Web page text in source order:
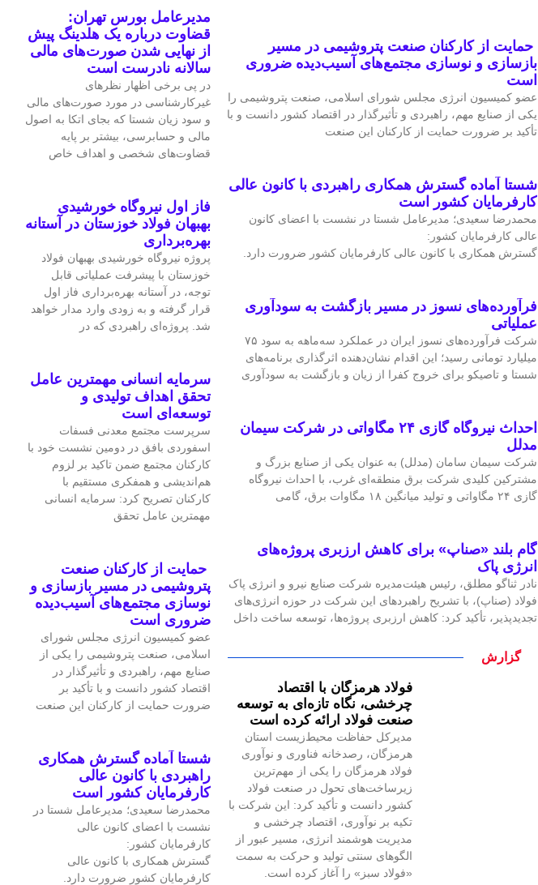
حمایت از کارکنان صنعت پتروشیمی در مسیر
بازسازی و نوسازی مجتمع‌های آسیب‌دیده ضروری
است
عضو کمیسیون انرژی مجلس شورای اسلامی، صنعت پتروشیمی را
یکی از صنایع مهم، راهبردی و تأثیرگذار در اقتصاد کشور دانست و با
تأکید بر ضرورت حمایت از کارکنان این صنعت
شستا آماده گسترش همکاری راهبردی با کانون عالی
کارفرمایان کشور است
محمدرضا سعیدی؛ مدیرعامل شستا در نشست با اعضای کانون
عالی کارفرمایان کشور:
گسترش همکاری با کانون عالی کارفرمایان کشور ضرورت دارد.
فرآورده‌های نسوز در مسیر بازگشت به سودآوری
عملیاتی
شرکت فرآورده‌های نسوز ایران در عملکرد سه‌ماهه به سود ۷۵
میلیارد تومانی رسید؛ این اقدام نشان‌دهنده اثرگذاری برنامه‌های
شستا و تاصیکو برای خروج کفرا از زیان و بازگشت به سودآوری
احداث نیروگاه گازی ۲۴ مگاواتی در شرکت سیمان
مدلل
شرکت سیمان سامان (مدلل) به عنوان یکی از صنایع بزرگ و
مشترکین کلیدی شرکت برق منطقه‌ای غرب، با احداث نیروگاه
گازی ۲۴ مگاواتی و تولید میانگین ۱۸ مگاوات برق، گامی
گام بلند «صناپ» برای کاهش ارزبری پروژه‌های
انرژی پاک
نادر ثناگو مطلق، رئیس هیئت‌مدیره شرکت صنایع نیرو و انرژی پاک
فولاد (صناپ)، با تشریح راهبردهای این شرکت در حوزه انرژی‌های
تجدیدپذیر، تأکید کرد: کاهش ارزبری پروژه‌ها، توسعه ساخت داخل
گزارش
فولاد هرمزگان با اقتصاد
چرخشی، نگاه تازه‌ای به توسعه
صنعت فولاد ارائه کرده است
مدیرکل حفاظت محیط‌زیست استان
هرمزگان، رصدخانه فناوری و نوآوری
فولاد هرمزگان را یکی از مهم‌ترین
زیرساخت‌های تحول در صنعت فولاد
کشور دانست و تأکید کرد: این شرکت با
تکیه بر نوآوری، اقتصاد چرخشی و
مدیریت هوشمند انرژی، مسیر عبور از
الگوهای سنتی تولید و حرکت به سمت
«فولاد سبز» را آغاز کرده است.
مدیرعامل بورس تهران:
قضاوت درباره یک هلدینگ پیش
از نهایی شدن صورت‌های مالی
سالانه نادرست است
در پی برخی اظهار نظرهای
غیرکارشناسی در مورد صورت‌های مالی
و سود زیان شستا که بجای اتکا به اصول
مالی و حسابرسی، بیشتر بر پایه
قضاوت‌‌های شخصی و اهداف خاص
فاز اول نیروگاه خورشیدی
بهبهان فولاد خوزستان در آستانه
بهره‌برداری
پروژه نیروگاه خورشیدی بهبهان فولاد
خوزستان با پیشرفت عملیاتی قابل‌
توجه، در آستانه بهره‌برداری فاز اول
قرار گرفته و به‌ زودی وارد مدار خواهد
شد. پروژه‌ای راهبردی که در
سرمایه انسانی مهمترین عامل
تحقق اهداف تولیدی و
توسعه‌ای است
سرپرست مجتمع معدنی فسفات
اسفوردی بافق در دومین نشست خود با
کارکنان مجتمع ضمن تاکید بر لزوم
هم‌اندیشی و همفکری مستقیم با
کارکنان تصریح کرد: سرمایه انسانی
مهمترین عامل تحقق
حمایت از کارکنان صنعت
پتروشیمی در مسیر بازسازی و
نوسازی مجتمع‌های آسیب‌دیده
ضروری است
عضو کمیسیون انرژی مجلس شورای
اسلامی، صنعت پتروشیمی را یکی از
صنایع مهم، راهبردی و تأثیرگذار در
اقتصاد کشور دانست و با تأکید بر
ضرورت حمایت از کارکنان این صنعت
شستا آماده گسترش همکاری
راهبردی با کانون عالی
کارفرمایان کشور است
محمدرضا سعیدی؛ مدیرعامل شستا در
نشست با اعضای کانون عالی
کارفرمایان کشور:
گسترش همکاری با کانون عالی
کارفرمایان کشور ضرورت دارد.